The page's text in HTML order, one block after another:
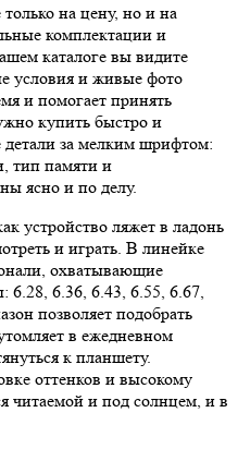
на цену, но и на
комплектации и
каталоге вы видите
условия и живые фото
и помогает принять
купить быстро и
за мелким шрифтом:
тип памяти и
ясно и по делу.
устройство ляжет в ладонь
и играть. В линейке
охватывающие
6.36, 6.43, 6.55, 6.67,
позволяет подобрать
в ежедневном
к планшету.
оттенков и высокому
читаемой и под солнцем, и в